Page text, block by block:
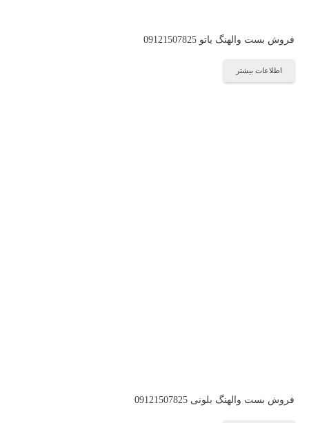
فروش بست والهنگ یاتو 09121507825
اطلاعات بیشتر
فروش بست والهنگ بلونی 09121507825